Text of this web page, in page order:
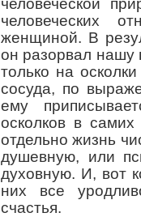
человеческой
человеческих
женщиной. В
он разорвал нашу
только на
сосуда, по
ему
осколков в
отдельно жизнь
душевную, или
духовную. И, вот
них все
счастья.